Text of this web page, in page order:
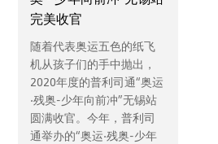
完美收官
随着代表奥运五色的纸飞
机从孩子们的手中抛出，
2020年度的普利司通“奥运
·残奥-少年向前冲”无锡站
圆满收官。今年，普利司
通举办的“奥运·残奥-少年